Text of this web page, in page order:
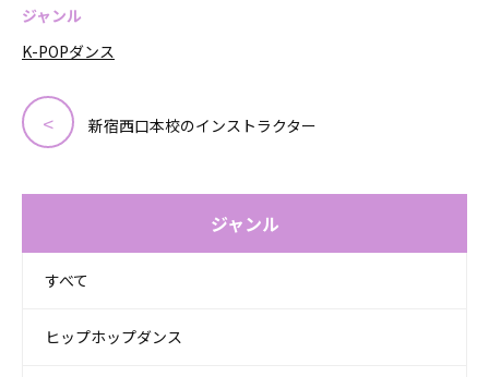
ジャンル
K-POPダンス
新宿西口本校のインストラクター
ジャンル
すべて
ヒップホップダンス